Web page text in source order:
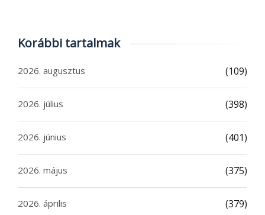
Korábbi tartalmak
2026. augusztus (109)
2026. július (398)
2026. június (401)
2026. május (375)
2026. április (379)